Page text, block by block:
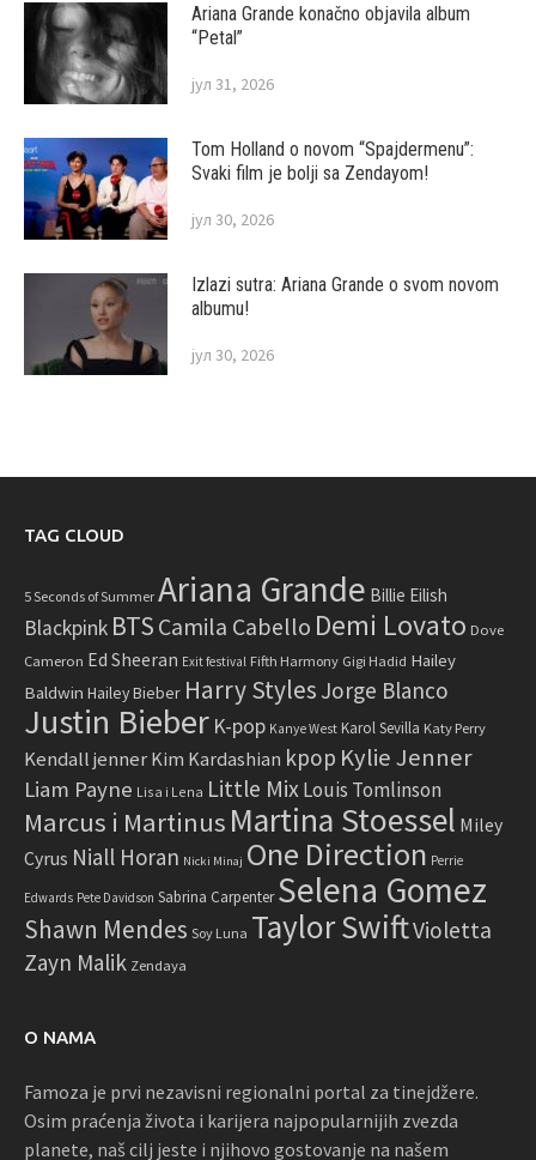
Ariana Grande konačno objavila album
“Petal”
јул 31, 2026
Tom Holland o novom “Spajdermenu”:
Svaki film je bolji sa Zendayom!
јул 30, 2026
Izlazi sutra: Ariana Grande o svom novom
albumu!
јул 30, 2026
TAG CLOUD
5 Seconds of Summer Ariana Grande Billie Eilish
Blackpink BTS Camila Cabello Demi Lovato Dove
Cameron Ed Sheeran Exit festival Fifth Harmony Gigi Hadid Hailey
Baldwin Hailey Bieber Harry Styles Jorge Blanco
Justin Bieber K-pop Kanye West Karol Sevilla Katy Perry
Kendall jenner Kim Kardashian kpop Kylie Jenner
Liam Payne Lisa i Lena Little Mix Louis Tomlinson
Marcus i Martinus Martina Stoessel Miley
Cyrus Niall Horan Nicki Minaj One Direction Perrie
Edwards Pete Davidson Sabrina Carpenter Selena Gomez
Shawn Mendes Soy Luna Taylor SwiftVioletta
Zayn Malik Zendaya
O NAMA
Famoza je prvi nezavisni regionalni portal za tinejdžere.
Osim praćenja života i karijera najpopularnijih zvezda
planete, naš cilj jeste i njihovo gostovanje na našem